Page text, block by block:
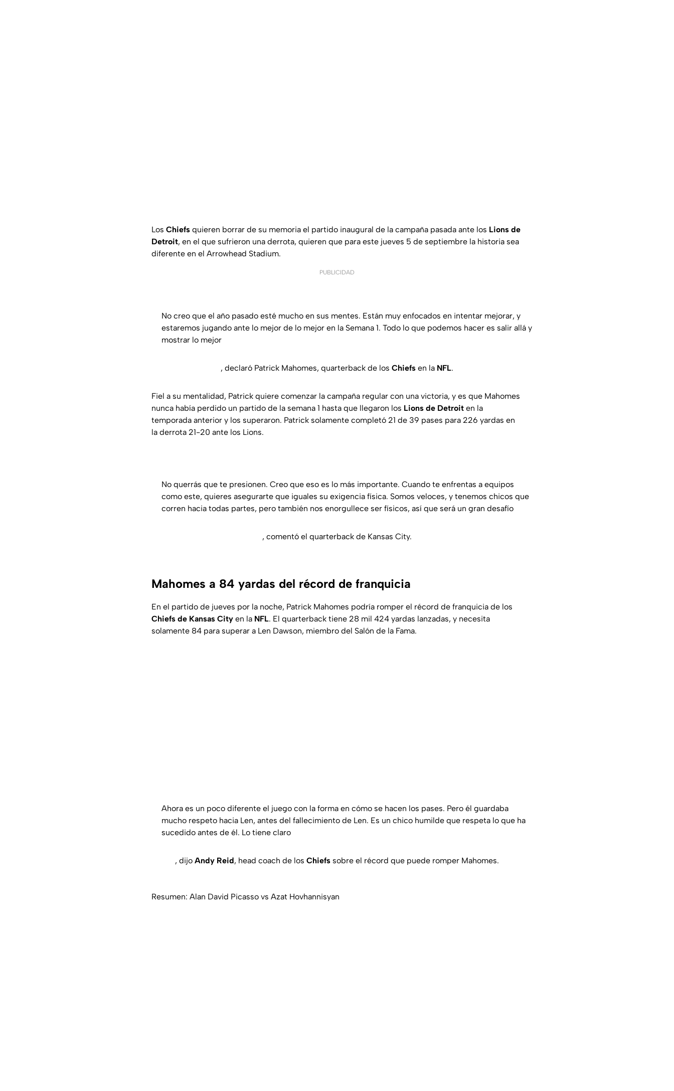
Los Chiefs quieren borrar de su memoria el partido inaugural de la campaña pasada ante los Lions de
Detroit, en el que sufrieron una derrota, quieren que para este jueves 5 de septiembre la historia sea
diferente en el Arrowhead Stadium.
PUBLICIDAD
No creo que el año pasado esté mucho en sus mentes. Están muy enfocados en intentar mejorar, y
estaremos jugando ante lo mejor de lo mejor en la Semana 1. Todo lo que podemos hacer es salir allá y
mostrar lo mejor
, declaró Patrick Mahomes, quarterback de los Chiefs en la NFL.
Fiel a su mentalidad, Patrick quiere comenzar la campaña regular con una victoria, y es que Mahomes
nunca había perdido un partido de la semana 1 hasta que llegaron los Lions de Detroit en la
temporada anterior y los superaron. Patrick solamente completó 21 de 39 pases para 226 yardas en
la derrota 21-20 ante los Lions.
No querrás que te presionen. Creo que eso es lo más importante. Cuando te enfrentas a equipos
como este, quieres asegurarte que iguales su exigencia física. Somos veloces, y tenemos chicos que
corren hacia todas partes, pero también nos enorgullece ser físicos, así que será un gran desafío
, comentó el quarterback de Kansas City.
Mahomes a 84 yardas del récord de franquicia
En el partido de jueves por la noche, Patrick Mahomes podría romper el récord de franquicia de los
Chiefs de Kansas City en la NFL. El quarterback tiene 28 mil 424 yardas lanzadas, y necesita
solamente 84 para superar a Len Dawson, miembro del Salón de la Fama.
Ahora es un poco diferente el juego con la forma en cómo se hacen los pases. Pero él guardaba
mucho respeto hacia Len, antes del fallecimiento de Len. Es un chico humilde que respeta lo que ha
sucedido antes de él. Lo tiene claro
, dijo Andy Reid, head coach de los Chiefs sobre el récord que puede romper Mahomes.
Resumen: Alan David Picasso vs Azat Hovhannisyan